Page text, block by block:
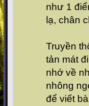
như 1
lạ, chân
Truyền
tản mát
nhớ về
nhông
để viết